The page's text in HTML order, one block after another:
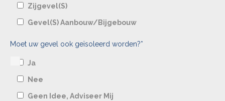
Zijgevel(s)
Gevel(s) Aanbouw/bijgebouw
Moet uw gevel ook geïsoleerd worden?*
Ja
Nee
Geen Idee, Adviseer Mij